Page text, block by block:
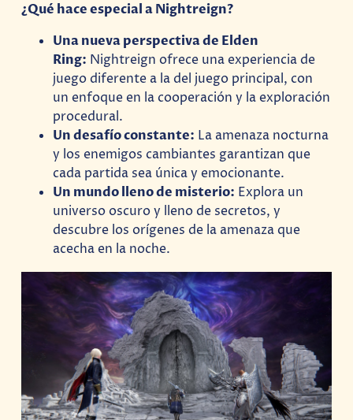
¿Qué hace especial a Nightreign?
Una nueva perspectiva de Elden
Ring: Nightreign ofrece una experiencia de
juego diferente a la del juego principal, con
un enfoque en la cooperación y la exploración
procedural.
Un desafío constante: La amenaza nocturna
y los enemigos cambiantes garantizan que
cada partida sea única y emocionante.
Un mundo lleno de misterio: Explora un
universo oscuro y lleno de secretos, y
descubre los orígenes de la amenaza que
acecha en la noche.